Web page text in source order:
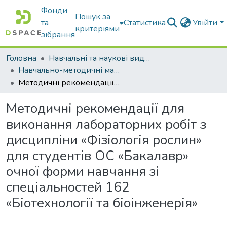
Фонди
та
зібрання
Пошук за
критеріями
Статистика Увійти
Головна
Навчальні та наукові видання
Навчально-методичні матеріали
Методичні рекомендації для виконання лабораторних робіт з дисципліни «Фізіологія рослин» для студентів ОС «Бакалавр» очної форми навчання зі спеціальностей 162 «Біотехнології та біоінженерія»
Методичні рекомендації для
виконання лабораторних робіт з
дисципліни «Фізіологія рослин»
для студентів ОС «Бакалавр»
очної форми навчання зі
спеціальностей 162
«Біотехнології та біоінженерія»